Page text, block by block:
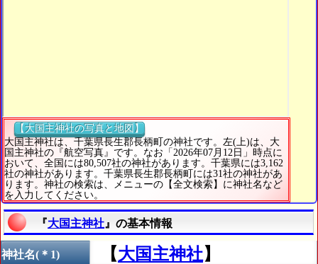
【大国主神社の写真と地図】
大国主神社は、千葉県長生郡長柄町の神社です。左(上)は、大
国主神社の『航空写真』です。なお「2026年07月12日」時点に
おいて、全国には80,507社の神社があります。千葉県には3,162
社の神社があります。千葉県長生郡長柄町には31社の神社があ
ります。神社の検索は、メニューの【全文検索】に神社名など
を入力してください。
『大国主神社 』の基本情報
神社名(＊1) 【大国主神社】